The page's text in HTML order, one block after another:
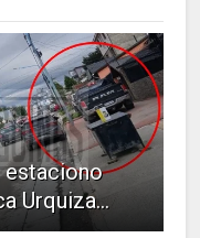
estaciono
Urquiza...